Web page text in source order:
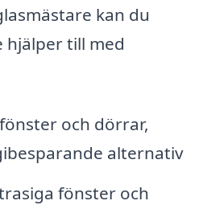
kan du
till med
och dörrar,
alternativ
fönster och